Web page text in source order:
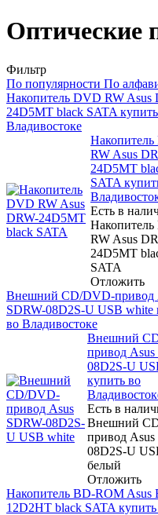
Оптические
Фильтр
По популярности По
Накопитель DVD RW Asus
24D5MT black SATA
Владивостоке
RW Asus
24D5MT
SATA
Есть в
RW Asus
24D5MT
SATA
Отложить
Внешний CD/DVD-привод
SDRW-08D2S-U USB white
во Владивостоке
Внешний
привод Asus
08D2S-U
купить во
Есть в
Внешний
привод Asus
08D2S-U
белый
Отложить
Накопитель BD-ROM Asus
12D2HT black SATA